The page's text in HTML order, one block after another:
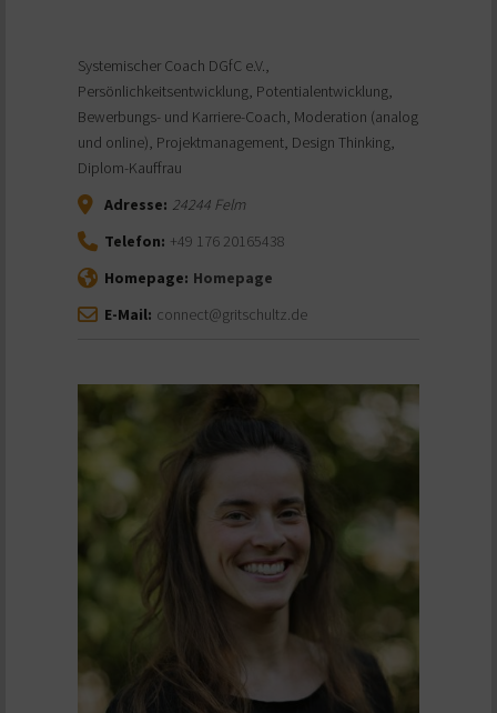
Systemischer Coach DGfC e.V.,
Persönlichkeitsentwicklung, Potentialentwicklung,
Bewerbungs- und Karriere-Coach, Moderation (analog
und online), Projektmanagement, Design Thinking,
Diplom-Kauffrau
Adresse: 24244 Felm
Telefon: +49 176 20165438
Homepage: Homepage
E-Mail: connect@gritschultz.de